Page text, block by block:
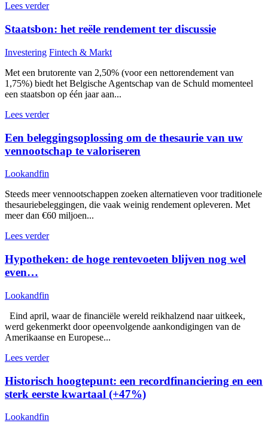
Lees verder
Staatsbon: het reële rendement ter discussie
Investering Fintech & Markt
Met een brutorente van 2,50% (voor een nettorendement van
1,75%) biedt het Belgische Agentschap van de Schuld momenteel
een staatsbon op één jaar aan...
Lees verder
Een beleggingsoplossing om de thesaurie van uw
vennootschap te valoriseren
Lookandfin
Steeds meer vennootschappen zoeken alternatieven voor traditionele
thesauriebeleggingen, die vaak weinig rendement opleveren. Met
meer dan €60 miljoen...
Lees verder
Hypotheken: de hoge rentevoeten blijven nog wel
even…
Lookandfin
Eind april, waar de financiële wereld reikhalzend naar uitkeek,
werd gekenmerkt door opeenvolgende aankondigingen van de
Amerikaanse en Europese...
Lees verder
Historisch hoogtepunt: een recordfinanciering en een
sterk eerste kwartaal (+47%)
Lookandfin